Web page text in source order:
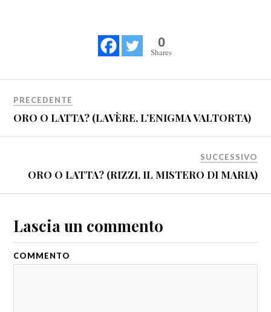
0
Shares
PRECEDENTE
ORO O LATTA? (LAVÈRE, L’ENIGMA VALTORTA)
SUCCESSIVO
ORO O LATTA? (RIZZI, IL MISTERO DI MARIA)
Lascia un commento
COMMENTO